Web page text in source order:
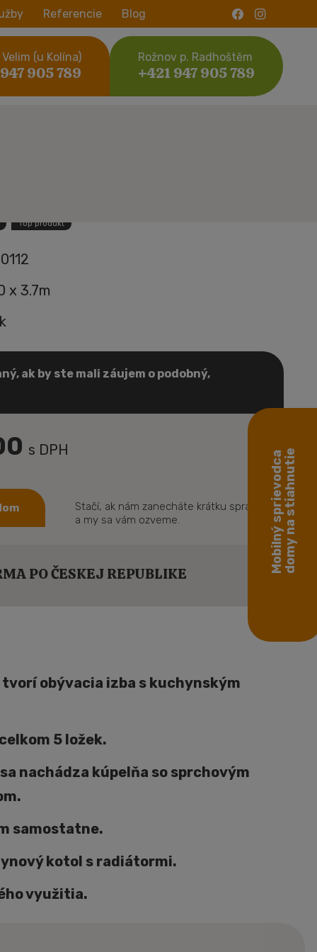
Referencie Blog
Velim (u Kolína)
905 789
Rožnov p. Radhoštěm
+421 947 905 789
Top produkt
x 3.7m
ak by ste mali záujem o podobný,
s DPH
Stačí, ak nám zanecháte krátku správu
a my sa vám ozveme.
PO ČESKEJ REPUBLIKE
obývacia izba s kuchynským
5 ložek.
nachádza kúpelňa so sprchovým
samostatne.
kotol s radiátormi.
využitia.
Mobilný sprievodcadomy na stiahnutie